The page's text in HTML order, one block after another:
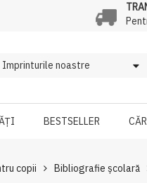
BESTSELLER
copii Bibliografie școlară